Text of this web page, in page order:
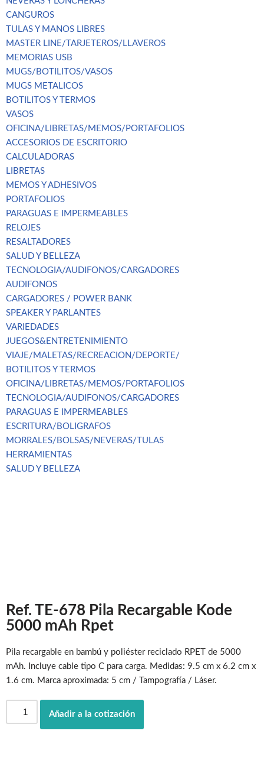
CANGUROS
TULAS Y MANOS LIBRES
MASTER LINE/TARJETEROS/LLAVEROS
MEMORIAS USB
MUGS/BOTILITOS/VASOS
MUGS METALICOS
BOTILITOS Y TERMOS
VASOS
OFICINA/LIBRETAS/MEMOS/PORTAFOLIOS
ACCESORIOS DE ESCRITORIO
CALCULADORAS
LIBRETAS
MEMOS Y ADHESIVOS
PORTAFOLIOS
PARAGUAS E IMPERMEABLES
RELOJES
RESALTADORES
SALUD Y BELLEZA
TECNOLOGIA/AUDIFONOS/CARGADORES
AUDIFONOS
CARGADORES / POWER BANK
SPEAKER Y PARLANTES
VARIEDADES
JUEGOS&ENTRETENIMIENTO
VIAJE/MALETAS/RECREACION/DEPORTE/
BOTILITOS Y TERMOS
OFICINA/LIBRETAS/MEMOS/PORTAFOLIOS
TECNOLOGIA/AUDIFONOS/CARGADORES
PARAGUAS E IMPERMEABLES
ESCRITURA/BOLIGRAFOS
MORRALES/BOLSAS/NEVERAS/TULAS
HERRAMIENTAS
SALUD Y BELLEZA
Ref. TE-678 Pila Recargable Kode
5000 mAh Rpet
Pila recargable en bambú y poliéster reciclado RPET de 5000
mAh. Incluye cable tipo C para carga. Medidas: 9.5 cm x 6.2 cm x
1.6 cm. Marca aproximada: 5 cm / Tampografía / Láser.
Añadir a la cotización